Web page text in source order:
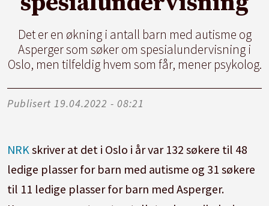
Det er en økning i antall barn med autisme og
Asperger som søker om spesialundervisning i
Oslo, men tilfeldig hvem som får, mener psykolog.
Publisert 19.04.2022 - 08:21
NRKskriver at det i Oslo i år var 132 søkere til 48
ledige plasser for barn med autisme og 31 søkere
til 11 ledige plasser for barn med Asperger.